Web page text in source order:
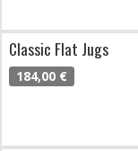
Classic Flat Jugs
184,00 €